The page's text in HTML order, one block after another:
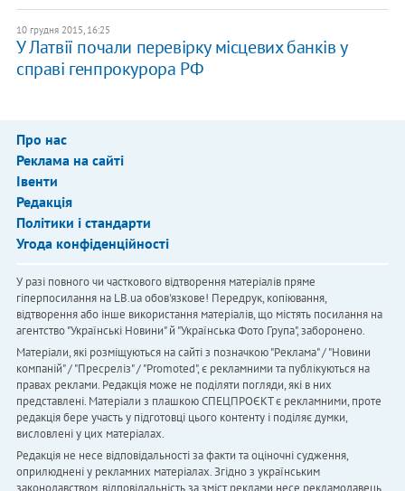
10 грудня 2015, 16:25
​У Латвії почали перевірку місцевих банків у
справі генпрокурора РФ
Про нас
Реклама на сайті
Івенти
Редакція
Політики і стандарти
Угода конфіденційності
У разі повного чи часткового відтворення матеріалів пряме
гіперпосилання на LB.ua обов'язкове! Передрук, копіювання,
відтворення або інше використання матеріалів, що містять посилання на
агентство "Українськi Новини" й "Українська Фото Група", заборонено.
Матеріали, які розміщуються на сайті з позначкою "Реклама" / "Новини
компаній" / "Пресреліз" / "Promoted", є рекламними та публікуються на
правах реклами. Редакція може не поділяти погляди, які в них
представлені. Матеріали з плашкою СПЕЦПРОЄКТ є рекламними, проте
редакція бере участь у підготовці цього контенту і поділяє думки,
висловлені у цих матеріалах.
Редакція не несе відповідальності за факти та оціночні судження,
оприлюднені у рекламних матеріалах. Згідно з українським